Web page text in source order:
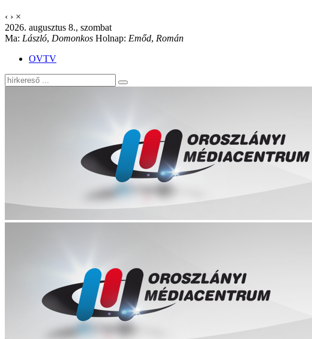
‹ › ×
2026. augusztus 8., szombat
Ma: László, Domonkos Holnap: Emőd, Román
OVTV